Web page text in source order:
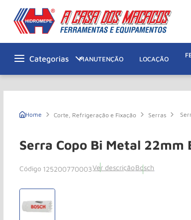
MANUTENÇÃO LOCAÇÃO
Corte, Refrigeração e Fixação Serras
Serra Copo Bi Metal 22mm
125200770003Ver descriçãoBosch